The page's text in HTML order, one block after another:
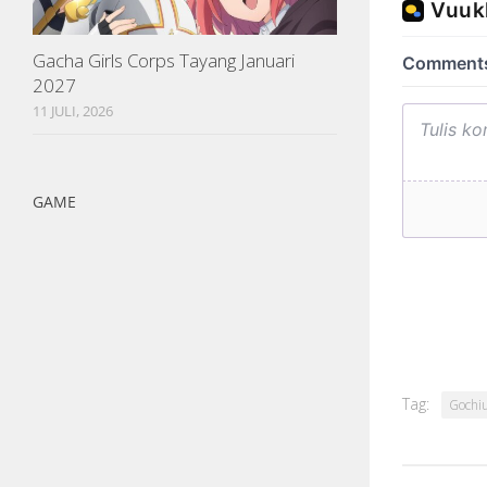
Tag:
Gacha Girls Corps Tayang Januari
2027
11 JULI, 2026
GAME